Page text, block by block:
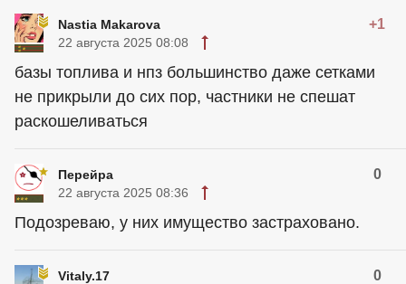
Nastia Makarova +1
22 августа 2025 08:08
базы топлива и нпз большинство даже сетками
не прикрыли до сих пор, частники не спешат
раскошеливаться
Перейра 0
22 августа 2025 08:36
Подозреваю, у них имущество застраховано.
Vitaly.17 0